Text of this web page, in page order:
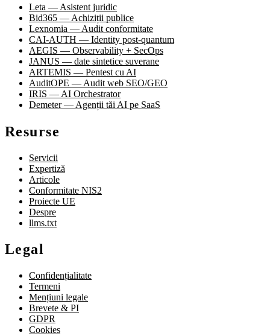
Leta — Asistent juridic
Bid365 — Achiziții publice
Lexnomia — Audit conformitate
CAI-AUTH — Identity post-quantum
AEGIS — Observability + SecOps
JANUS — date sintetice suverane
ARTEMIS — Pentest cu AI
AuditOPE — Audit web SEO/GEO
IRIS — AI Orchestrator
Demeter — Agenții tăi AI pe SaaS
Resurse
Servicii
Expertiză
Articole
Conformitate NIS2
Proiecte UE
Despre
llms.txt
Legal
Confidențialitate
Termeni
Mențiuni legale
Brevete & PI
GDPR
Cookies